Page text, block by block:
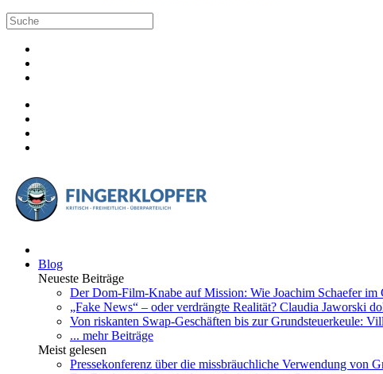
Blog
Neueste Beiträge
Der Dom-Film-Knabe auf Mission: Wie Joachim Schaefer
„Fake News“ – oder verdrängte Realität? Claudia Jaworski
Von riskanten Swap-Geschäften bis zur Grundsteuerkeule:
... mehr Beiträge
Meist gelesen
Pressekonferenz über die missbräuchliche Verwendung von